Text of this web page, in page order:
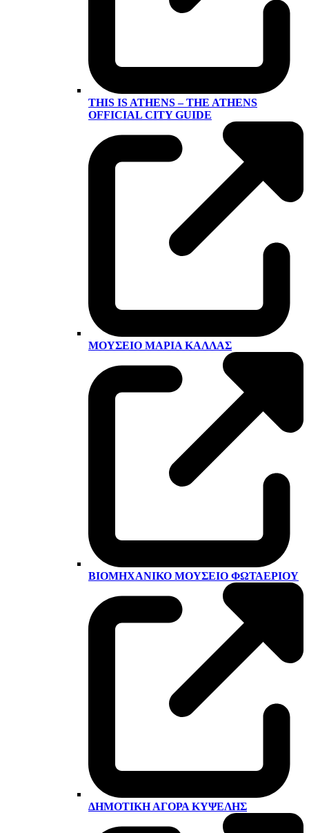
THIS IS ATHENS – THE ATHENS
OFFICIAL CITY GUIDE
ΜΟΥΣΕΊΟ ΜΑΡΊΑ ΚΆΛΛΑΣ
ΒΙΟΜΗΧΑΝΙΚΌ ΜΟΥΣΕΊΟ ΦΩΤΑΕΡΊΟΥ
ΔΗΜΟΤΙΚΉ ΑΓΟΡΆ ΚΥΨΈΛΗΣ